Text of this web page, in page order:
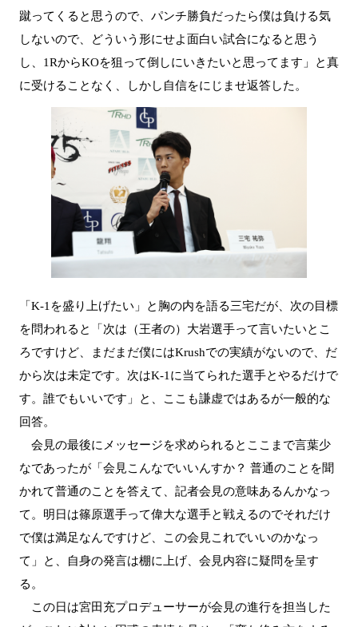
蹴ってくると思うので、パンチ勝負だったら僕は負ける気
しないので、どういう形にせよ面白い試合になると思う
し、1RからKOを狙って倒しにいきたいと思ってます」と真
に受けることなく、しかし自信をにじませ返答した。
「K-1を盛り上げたい」と胸の内を語る三宅だが、次の目標
を問われると「次は（王者の）大岩選手って言いたいとこ
ろですけど、まだまだ僕にはKrushでの実績がないので、だ
から次は未定です。次はK-1に当てられた選手とやるだけで
す。誰でもいいです」と、ここも謙虚ではあるが一般的な
回答。
会見の最後にメッセージを求められるとここまで言葉少
なであったが「会見こんなでいいんすか？ 普通のことを聞
かれて普通のことを答えて、記者会見の意味あるんかなっ
て。明日は篠原選手って偉大な選手と戦えるのでそれだけ
で僕は満足なんですけど、この会見これでいいのかなっ
て」と、自身の発言は棚に上げ、会見内容に疑問を呈す
る。
この日は宮田充プロデューサーが会見の進行を担当した